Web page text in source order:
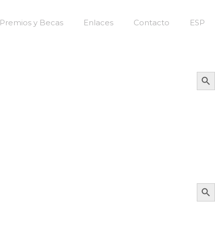
Premios y Becas Enlaces Contacto ESP